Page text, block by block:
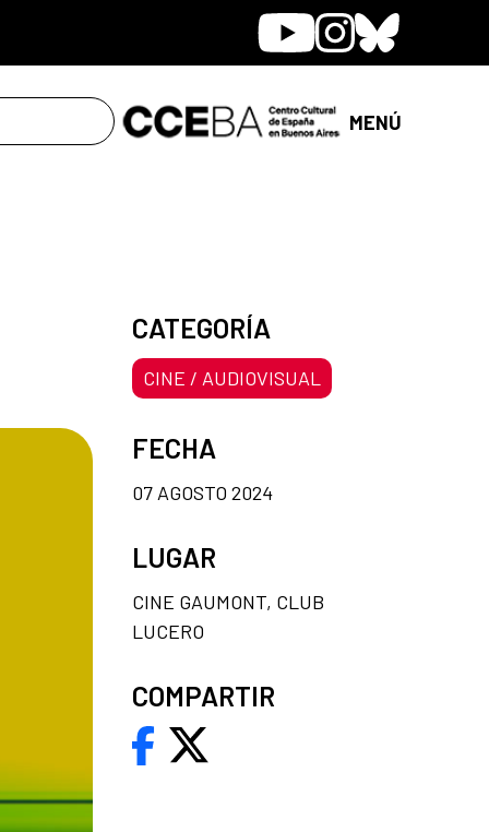
YoutubeInstagram
Bluesky
MENÚ
CATEGORÍA
CINE / AUDIOVISUAL
FECHA
07 AGOSTO 2024
LUGAR
CINE GAUMONT, CLUB
LUCERO
COMPARTIR